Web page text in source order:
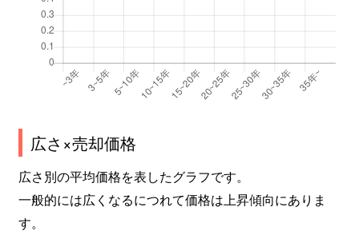
広さ×売却価格
広さ別の平均価格を表したグラフです。
一般的には広くなるにつれて価格は上昇傾向にありま
す。